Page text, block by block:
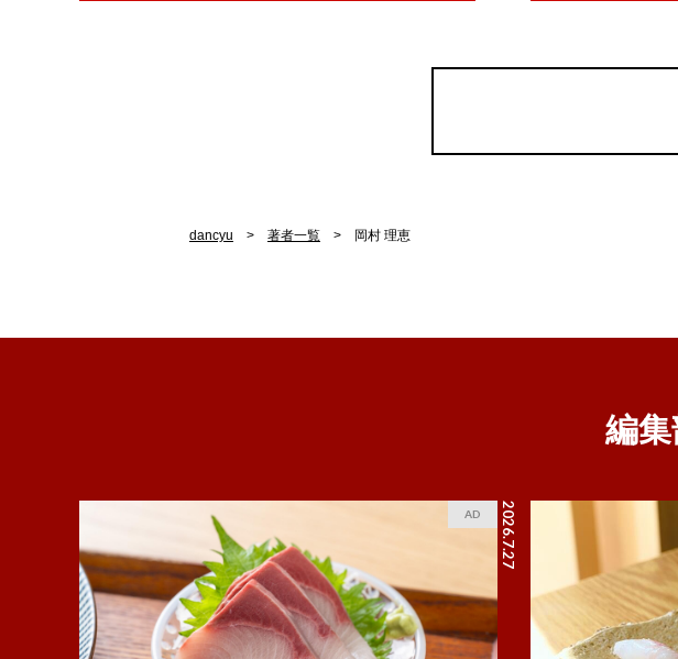
dancyu 著者一覧 岡村 理恵
編
2026.7.27
AD